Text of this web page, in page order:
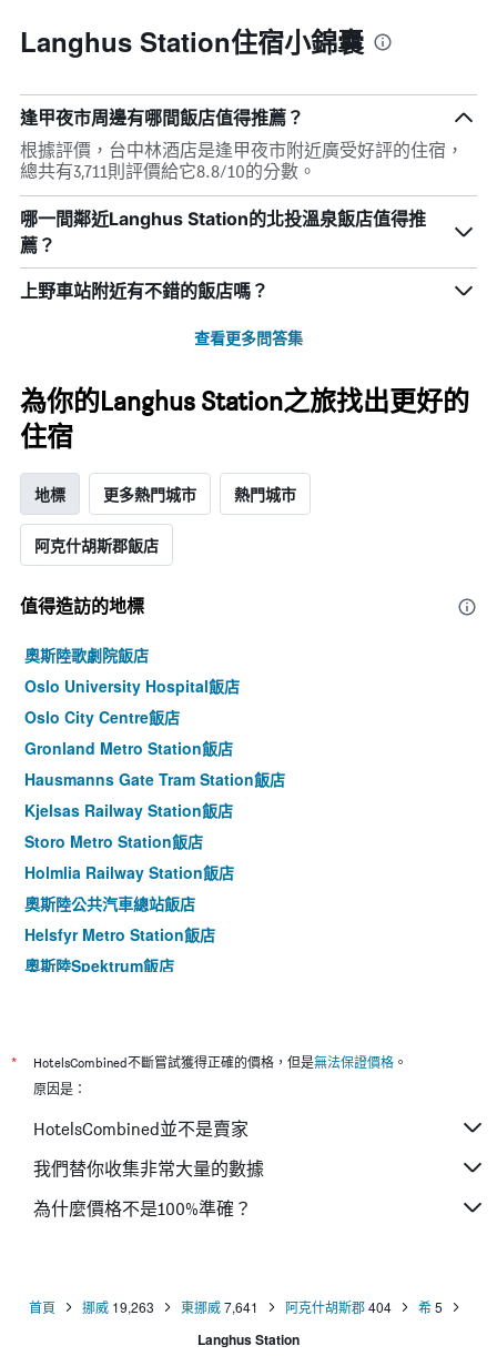
Langhus Station住宿小錦囊
逢甲夜市周邊有哪間飯店值得推薦？
根據評價，台中林酒店是逢甲夜市附近廣受好評的住宿，
總共有3,711則評價給它8.8/10的分數。
哪一間鄰近Langhus Station的北投溫泉飯店值得推
薦？
上野車站附近有不錯的飯店嗎？
查看更多問答集
為你的Langhus Station之旅找出更好的
住宿
地標 更多熱門城市 熱門城市
阿克什胡斯郡飯店
值得造訪的地標
奧斯陸歌劇院飯店
Oslo University Hospital飯店
Oslo City Centre飯店
Gronland Metro Station飯店
Hausmanns Gate Tram Station飯店
Kjelsas Railway Station飯店
Storo Metro Station飯店
Holmlia Railway Station飯店
奧斯陸公共汽車總站飯店
Helsfyr Metro Station飯店
奧斯陸Spektrum飯店
* HotelsCombined不斷嘗試獲得正確的價格，但是無法保證價格 。
原因是：
HotelsCombined並不是賣家
我們替你收集非常大量的數據
為什麼價格不是100%準確？
首頁 挪威 19,263 東挪威 7,641 阿克什胡斯郡 404 希 5
Langhus Station